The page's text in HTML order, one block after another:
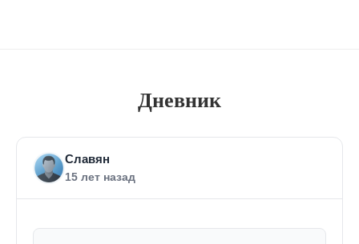
Дневник
Славян
15 лет назад